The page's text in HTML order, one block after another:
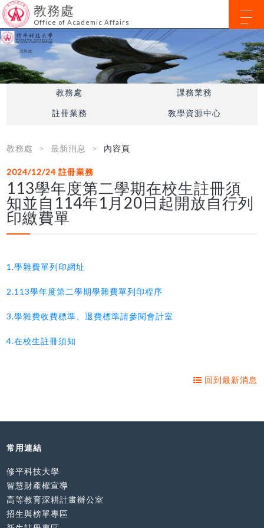
教務處
Office of Academic Affairs
教務處 課務業務
註冊業務 教學資源中心
教務處 最新消息 內容頁
2024/12/24註冊業務
113學年度第二學期在校生註冊須
知並自114年1月20日起開放自行列
印繳費單
1.學雜費單列印網址
2.113學年度第二學期學雜費單列印程序
3.學雜費收費標準、退費標準請參閱會計室
4.在校生註冊須知
回到最新消息
常用連結
修平科技大學
智慧財產權宣導
高等教育深耕計畫辦公室
招生與榜單專區